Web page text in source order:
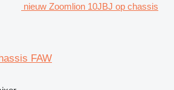
nieuw Zoomlion 10JBJ op chassis
FAW